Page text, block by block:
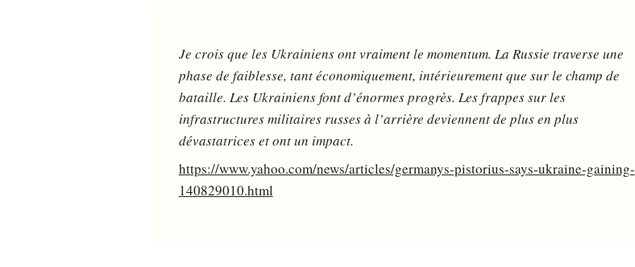
Je crois que les Ukrainiens ont vraiment le momentum. La Russie traverse une
phase de faiblesse, tant économiquement, intérieurement que sur le champ de
bataille. Les Ukrainiens font d’énormes progrès. Les frappes sur les
infrastructures militaires russes à l’arrière deviennent de plus en plus
dévastatrices et ont un impact.
https://www.yahoo.com/news/articles/germanys-pistorius-says-ukraine-gaining-
140829010.html